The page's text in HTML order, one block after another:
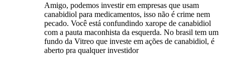
Amigo, podemos investir em empresas que usam
canabidiol para medicamentos, isso não é crime nem
pecado. Você está confundindo xarope de canabidiol
com a pauta maconhista da esquerda. No brasil tem um
fundo da Vitreo que investe em ações de canabidiol, é
aberto pra qualquer investidor